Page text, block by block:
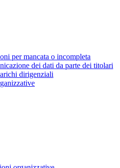
per mancata o incompleta
dei dati da parte dei titolari
dirigenziali